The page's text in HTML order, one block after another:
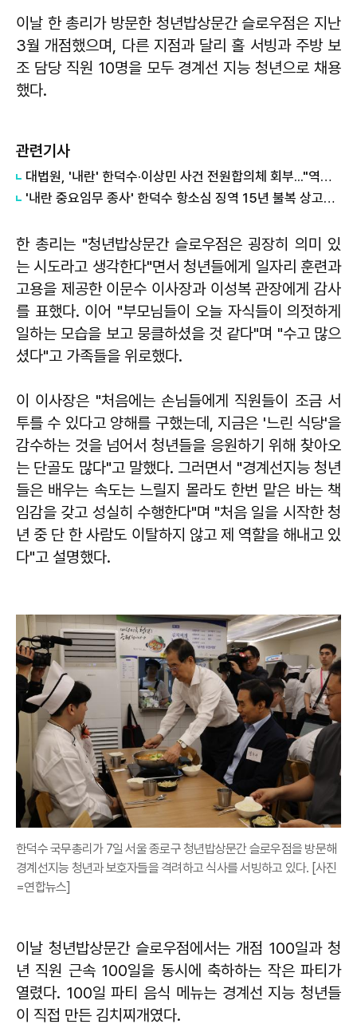
이날 한 총리가 방문한 청년밥상문간 슬로우점은 지난
3월 개점했으며, 다른 지점과 달리 홀 서빙과 주방 보
조 담당 직원 10명을 모두 경계선 지능 청년으로 채용
했다.
관련기사
대법원, '내란' 한덕수·이상민 사건 전원합의체 회부..."역사적 평가 필요"
'내란 중요임무 종사' 한덕수 항소심 징역 15년 불복 상고…대법 최종 판단
한 총리는 "청년밥상문간 슬로우점은 굉장히 의미 있
는 시도라고 생각한다"면서 청년들에게 일자리 훈련과
고용을 제공한 이문수 이사장과 이성복 관장에게 감사
를 표했다. 이어 "부모님들이 오늘 자식들이 의젓하게
일하는 모습을 보고 뭉클하셨을 것 같다"며 "수고 많으
셨다"고 가족들을 위로했다.
이 이사장은 "처음에는 손님들에게 직원들이 조금 서
투를 수 있다고 양해를 구했는데, 지금은 '느린 식당'을
감수하는 것을 넘어서 청년들을 응원하기 위해 찾아오
는 단골도 많다"고 말했다. 그러면서 "경계선지능 청년
들은 배우는 속도는 느릴지 몰라도 한번 맡은 바는 책
임감을 갖고 성실히 수행한다"며 "처음 일을 시작한 청
년 중 단 한 사람도 이탈하지 않고 제 역할을 해내고 있
다"고 설명했다.
한덕수 국무총리가 7일 서울 종로구 청년밥상문간 슬로우점을 방문해
경계선지능 청년과 보호자들을 격려하고 식사를 서빙하고 있다. [사진
=연합뉴스]
이날 청년밥상문간 슬로우점에서는 개점 100일과 청
년 직원 근속 100일을 동시에 축하하는 작은 파티가
열렸다. 100일 파티 음식 메뉴는 경계선 지능 청년들
이 직접 만든 김치찌개였다.